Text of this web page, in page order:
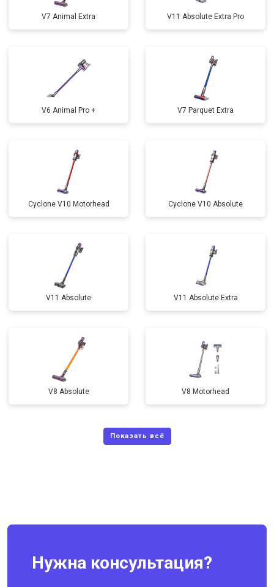
V7 Animal Extra V11 Absolute Extra Pro
V6 Animal Pro + V7 Parquet Extra
Cyclone V10 Motorhead Cyclone V10 Absolute
V11 Absolute V11 Absolute Extra
V8 Absolute V8 Motorhead
Нужна консультация?